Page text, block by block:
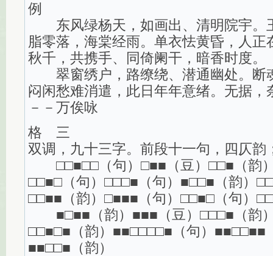
例
东风绿杨天，如画出、清明院宇。
脂零落，海棠经雨。单衣怯黄昏，人
秋千，共携手、同倚阑干，暗香时度。
翠窗绣户，路缭绕、潜通幽处。断
闷闲愁难消遣，此日年年意绪。无据，
－－万俟咏
格 三
双调，九十三字。前段十一句，四仄韵
□□■□□（句）□■■（豆）□□■（韵
□□■□（句）□□□■（句）■□□■（韵）
□□■■（韵）□■■■（句）□□■□（句）
■□■■（韵）■■■（豆）□□□■（韵
□□■□■（韵）■■□□□□■（句）■■□□■■
■■□□■（韵）